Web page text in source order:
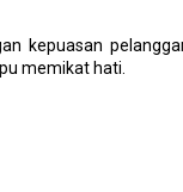
kepuasan
memikat hati.